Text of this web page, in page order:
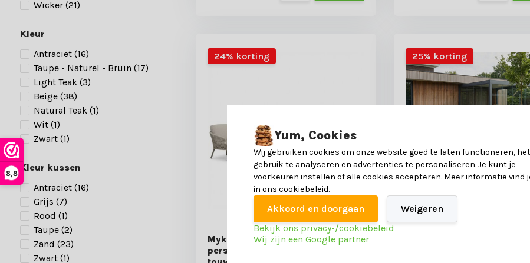
8,8
Wicker (21)
Kleur
Antraciet (16)
Taupe - Naturel - Bruin (17)
Light Teak (3)
Beige (38)
Natural Teak (1)
Wit (1)
Zwart (1)
Kleur kussen
Antraciet (16)
Grijs (7)
Rood (1)
Taupe (2)
Zand (23)
Zwart (1)
24% korting
Mykonos stoel-bank loungeset 5
personen incl. tafel | aluminium +
25% korting
Yum, Cookies
Wij gebruiken cookies om onze website goed te laten functioneren, het
gebruik te analyseren en advertenties te personaliseren. Je kunt je
voorkeuren instellen of alle cookies accepteren. Meer informatie vind
in ons cookiebeleid.
Akkoord en doorgaan
Weigeren
Bekijk ons privacy-/cookiebeleid
Wij zijn een Google partner